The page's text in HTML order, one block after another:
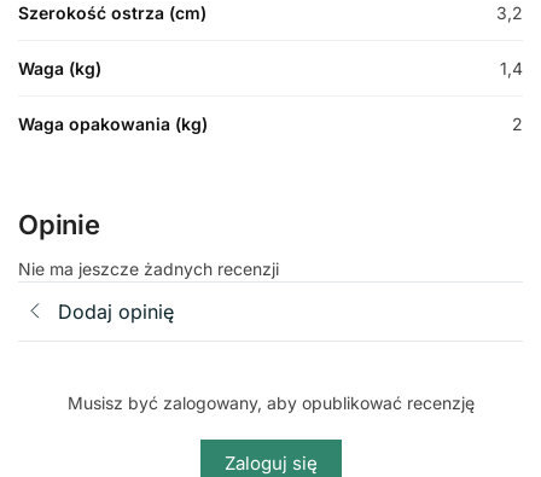
Szerokość ostrza (cm) 3,2
Waga (kg) 1,4
Waga opakowania (kg) 2
Opinie
Nie ma jeszcze żadnych recenzji
Dodaj opinię
Musisz być zalogowany, aby opublikować recenzję
Zaloguj się